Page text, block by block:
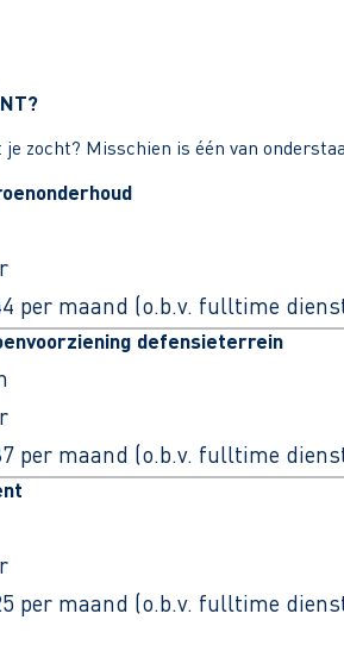
je zocht? Misschien is één van
per maand (o.b.v. fulltime
defensieterrein
per maand (o.b.v. fulltime
per maand (o.b.v. fulltime